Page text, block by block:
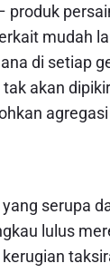
mudah
di setiap
akan
serupa
lulus